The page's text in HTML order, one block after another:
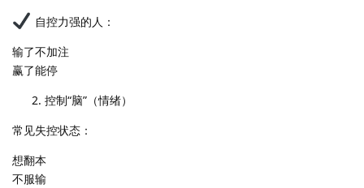
自控力强的人：
输了不加注
赢了能停
控制“脑”（情绪）
常见失控状态：
想翻本
不服输